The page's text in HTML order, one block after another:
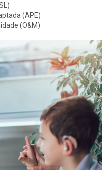
(APE)
(O&M)